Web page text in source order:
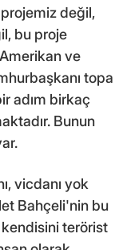
projemiz değil,
bu proje
ve
topa
adım birkaç
Bunun
vicdanı yok
Bahçeli'nin bu
terörist